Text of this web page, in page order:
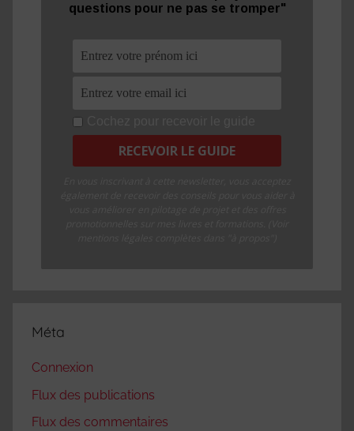
questions pour ne pas se tromper"
Méta
Connexion
Flux des publications
Flux des commentaires